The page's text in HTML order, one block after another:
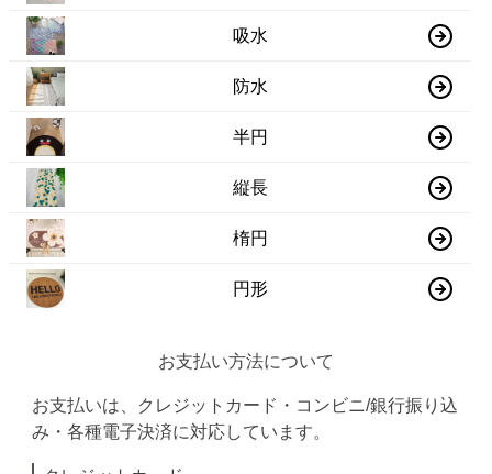
吸水
防水
半円
縦長
楕円
円形
お支払い方法について
お支払いは、クレジットカード・コンビニ/銀行振り込
み・各種電子決済に対応しています。